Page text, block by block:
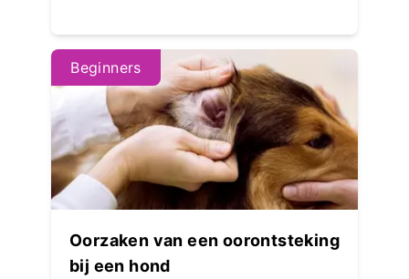
Beginners
Oorzaken van een oorontsteking
bij een hond